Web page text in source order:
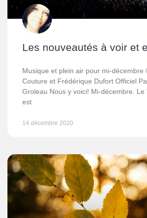
Les nouveautés à voir et
Musique et plein air pour mi-décembre
Couture et Frédérique Dufort Officiel
Groleau Nous y voici! Mi-décembre. Le
est
14 décembre 2020